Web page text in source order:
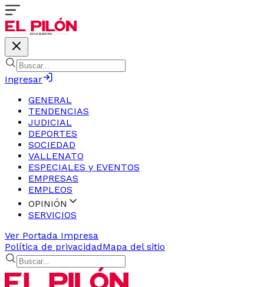
Ingresar
GENERAL
TENDENCIAS
JUDICIAL
DEPORTES
SOCIEDAD
VALLENATO
ESPECIALES y EVENTOS
EMPRESAS
EMPLEOS
OPINIÓN
SERVICIOS
Ver Portada Impresa
Política de privacidadMapa del sitio